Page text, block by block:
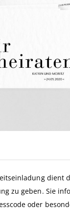
dient
zu geben. Sie
oder